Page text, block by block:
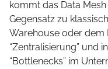
kommt das Data
Gegensatz zu
Warehouse oder dem
“Zentralisierung” und
“Bottlenecks” im